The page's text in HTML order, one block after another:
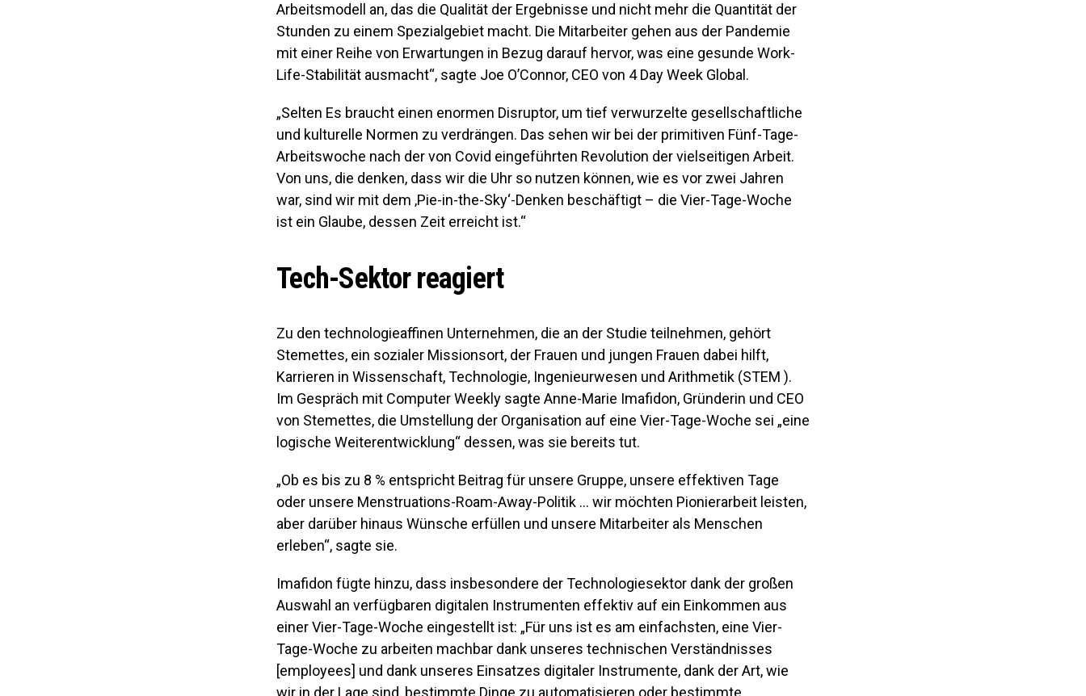
Arbeitsmodell an, das die Qualität der Ergebnisse und nicht mehr die Quantität der
Stunden zu einem Spezialgebiet macht. Die Mitarbeiter gehen aus der Pandemie
mit einer Reihe von Erwartungen in Bezug darauf hervor, was eine gesunde Work-
Life-Stabilität ausmacht“, sagte Joe O’Connor, CEO von 4 Day Week Global.
„Selten Es braucht einen enormen Disruptor, um tief verwurzelte gesellschaftliche
und kulturelle Normen zu verdrängen. Das sehen wir bei der primitiven Fünf-Tage-
Arbeitswoche nach der von Covid eingeführten Revolution der vielseitigen Arbeit.
Von uns, die denken, dass wir die Uhr so ​​nutzen können, wie es vor zwei Jahren
war, sind wir mit dem ‚Pie-in-the-Sky‘-Denken beschäftigt – die Vier-Tage-Woche
ist ein Glaube, dessen Zeit erreicht ist.“
Tech-Sektor reagiert
Zu den technologieaffinen Unternehmen, die an der Studie teilnehmen, gehört
Stemettes, ein sozialer Missionsort, der Frauen und jungen Frauen dabei hilft,
Karrieren in Wissenschaft, Technologie, Ingenieurwesen und Arithmetik (STEM ).
Im Gespräch mit Computer Weekly sagte Anne-Marie Imafidon, Gründerin und CEO
von Stemettes, die Umstellung der Organisation auf eine Vier-Tage-Woche sei „eine
logische Weiterentwicklung“ dessen, was sie bereits tut.
„Ob es bis zu 8 % entspricht Beitrag für unsere Gruppe, unsere effektiven Tage
oder unsere Menstruations-Roam-Away-Politik … wir möchten Pionierarbeit leisten,
aber darüber hinaus Wünsche erfüllen und unsere Mitarbeiter als Menschen
erleben“, sagte sie.
Imafidon fügte hinzu, dass insbesondere der Technologiesektor dank der großen
Auswahl an verfügbaren digitalen Instrumenten effektiv auf ein Einkommen aus
einer Vier-Tage-Woche eingestellt ist: „Für uns ist es am einfachsten, eine Vier-
Tage-Woche zu arbeiten machbar dank unseres technischen Verständnisses
[employees] und dank unseres Einsatzes digitaler Instrumente, dank der Art, wie
wir in der Lage sind, bestimmte Dinge zu automatisieren oder bestimmte